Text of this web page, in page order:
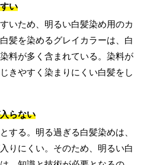
い
いため、明るい白髪染め用のカ
髪を染めるグレイカラーは、白
料が多く含まれている。染料が
きやすく染まりにくい白髪をし
らない
する。明る過ぎる白髪染めは、
りにくい。そのため、明るい白